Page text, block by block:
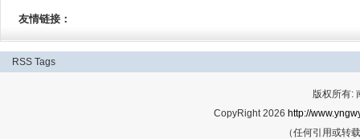
友情链接：
RSS Tags
版权所有:
CopyRight 2026 http://
（任何引用或转